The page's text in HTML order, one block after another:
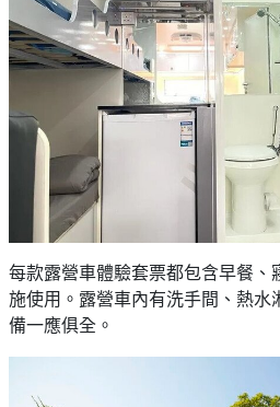
出
租
區
美
食
每款露營車體驗套票都包含早餐、
施使用。露營車內有洗手間、熱水
備一應俱全。